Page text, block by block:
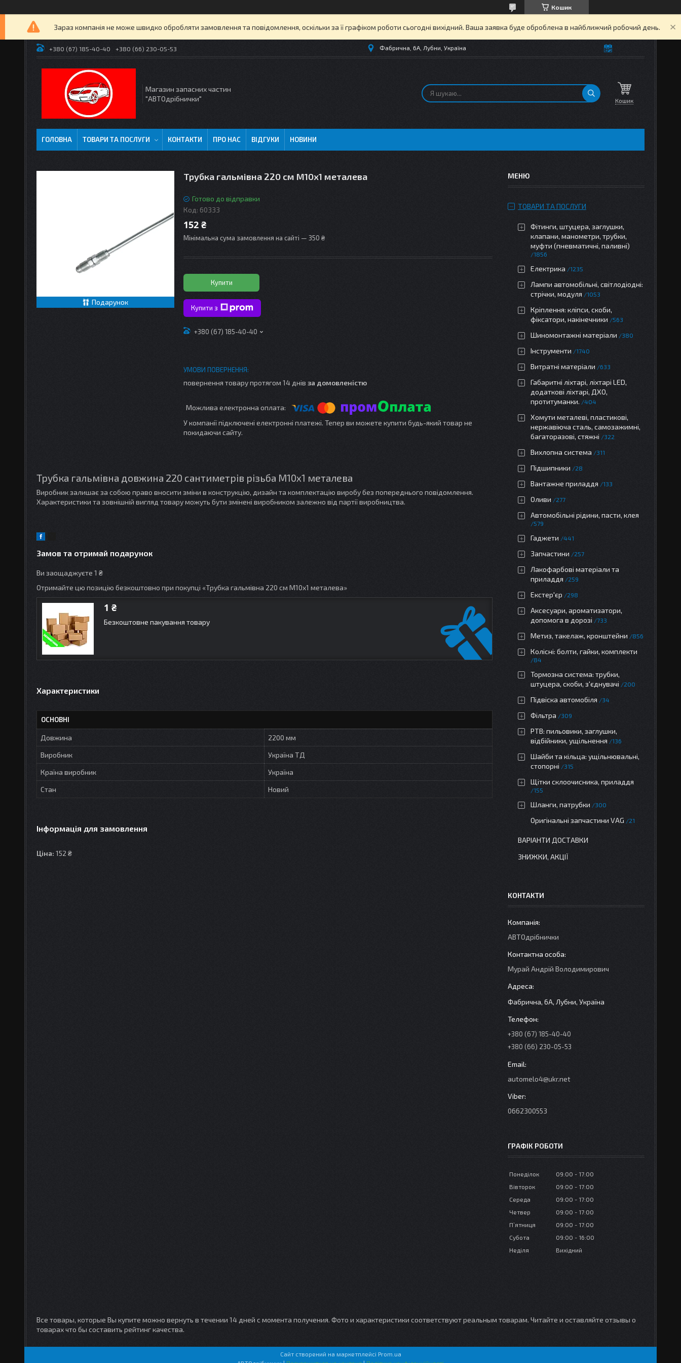
Кошик
Зараз компанія не може швидко обробляти замовлення та повідомлення, оскільки за її графіком роботи сьогодні вихідний. Ваша заявка буде оброблена в найближчий робочий день.
+380 (67) 185-40-40 +380 (66) 230-05-53 Фабрична, 6А, Лубни, Україна
Магазин запасних частин
"АВТОдрібнички"
Кошик
ГОЛОВНА ТОВАРИ ТА ПОСЛУГИ КОНТАКТИ ПРО НАС ВІДГУКИ НОВИНИ
Подарунок
Трубка гальмівна 220 см M10х1 металева
Готово до відправки
Код: 60333
152 ₴
Мінімальна сума замовлення на сайті — 350 ₴
Купити
Купити з
+380 (67) 185-40-40
повернення товару протягом 14 днів за домовленістю
У компанії підключені електронні платежі. Тепер ви можете купити будь-який товар не
покидаючи сайту.
Трубка гальмівна довжина 220 сантиметрів різьба M10х1 металева
Виробник залишає за собою право вносити зміни в конструкцію, дизайн та комплектацію виробу без попереднього повідомлення.
Характеристики та зовнішній вигляд товару можуть бути змінені виробником залежно від партії виробництва.
Замов та отримай подарунок
Ви заощаджуєте 1 ₴
Отримайте цю позицію безкоштовно при покупці «Трубка гальмівна 220 см M10х1 металева»
1 ₴
Безкоштовне пакування товару
Характеристики
ОСНОВНІ
Довжина
2200 мм
Виробник
Україна ТД
Країна виробник
Україна
Стан
Новий
Інформація для замовлення
Ціна: 152 ₴
ТОВАРИ ТА ПОСЛУГИ
Фітинги, штуцера, заглушки,
клапани, манометри, трубки,
муфти (пневматичні, паливні)
1856
Електрика 1235
Лампи автомобільні, світлодіодні:
стрічки, модуля
1053
Кріплення: кліпси, скоби,
фіксатори, накінечники
563
Шиномонтажні матеріали 380
Інструменти 1740
Витратні матеріали 633
Габаритні ліхтарі, ліхтарі LED,
додаткові ліхтарі, ДХО,
протитуманки.
404
Хомути металеві, пластикові,
нержавіюча сталь, самозажимні,
багаторазові, стяжні
322
Вихлопна система 311
Підшипники 28
Вантажне приладдя 133
Оливи 277
Автомобільні рідини, пасти, клея
579
Гаджети 441
Запчастини 257
Лакофарбові матеріали та
приладдя
259
Екстер'єр 298
Аксесуари, ароматизатори,
допомога в дорозі
733
Метиз, такелаж, кронштейни 856
Колісні: болти, гайки, комплекти
84
Тормозна система: трубки,
штуцера, скоби, з'єднувачі
200
Підвіска автомобіля 34
Фільтра 309
РТВ: пильовики, заглушки,
відбійники, ущільнення
136
Шайби та кільца: ущільнювальні,
стопорні
315
Щітки склоочисника, приладдя
155
Шланги, патрубки 300
Оригінальні запчастини VAG 21
ВАРІАНТИ ДОСТАВКИ
ЗНИЖКИ, АКЦІЇ
КОНТАКТИ
АВТОдрібнички
Мурай Андрій Володимирович
Фабрична, 6А, Лубни, Україна
+380 (67) 185-40-40
+380 (66) 230-05-53
automelo4@ukr.net
0662300553
ГРАФІК РОБОТИ
Понеділок 09:00
17:00
Вівторок
09:00
17:00
Середа
09:00
17:00
Четвер
09:00
17:00
Пʼятниця
09:00
17:00
Субота
09:00
16:00
Неділя
Вихідний
Все товары, которые Вы купите можно вернуть в течении 14 дней с момента получения. Фото и характеристики соответствуют реальным товарам. Читайте и оставляйте отзывы о
товарах что бы составить рейтинг качества.
Сайт створений на маркетплейсі Prom.ua